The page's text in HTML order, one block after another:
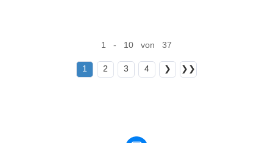
1 - 10 von 37
1 2 3 4 ❯ ❯❯